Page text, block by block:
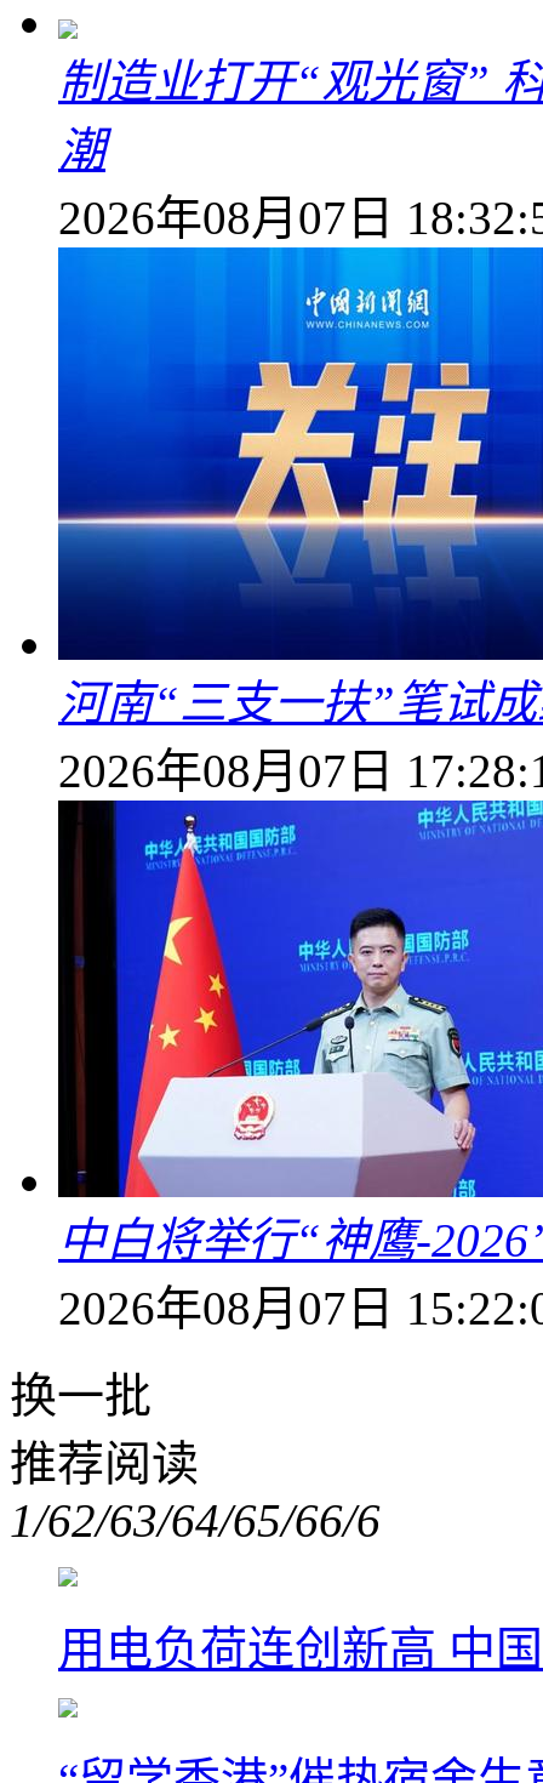
制造业打开“观光窗”
潮
2026年08月07日
河南“三支一扶”笔试
2026年08月07日
中白将举行“神鹰-
2026年08月07日
换一批
推荐阅读
1/62/63/64/65/66/6
用电负荷连创新高 中